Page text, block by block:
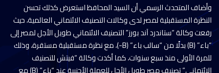
وأضاف المتحدث الرسمي أن السيد المحافظ استعرض كذلك تحسن
النظرة المستقبلية لمصر لدى وكالات التصنيف الائتماني العالمية، حيث
رفعت وكالة “ستاندرد آند بورز” التصنيف الائتماني طويل الأجل لمصر إلى
“باء” (B) بدلًا من “سالب باء” (B-)، مع نظرة مستقبلية مستقرة، وذلك
للمرة الأولى منذ سبع سنوات، كما أكدت وكالة “فيتش للتصنيف